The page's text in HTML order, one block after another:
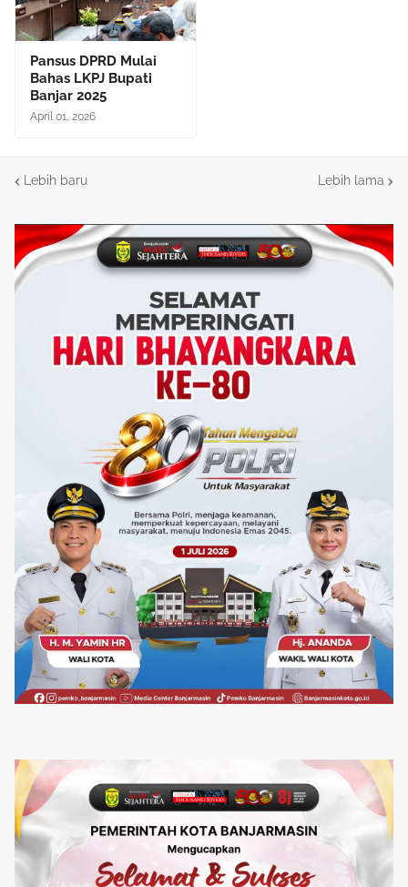
Pansus DPRD Mulai
Bahas LKPJ Bupati
Banjar 2025
April 01, 2026
Lebih baru Lebih lama